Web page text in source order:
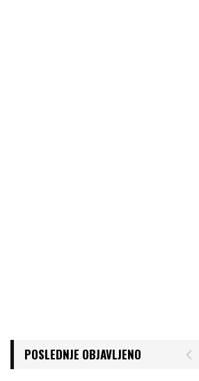
POSLEDNJE OBJAVLJENO